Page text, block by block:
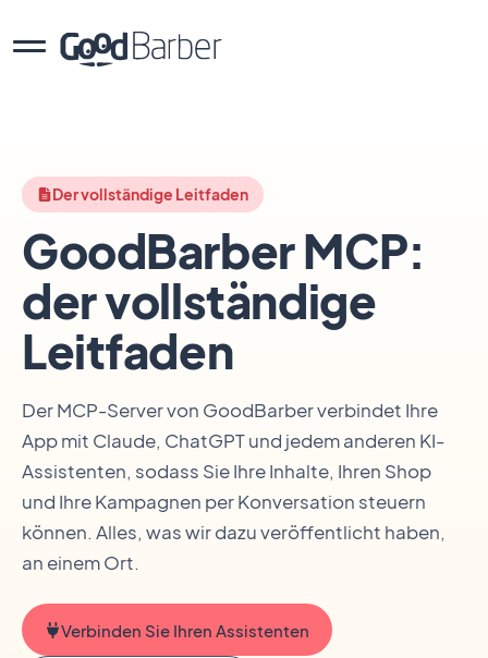
Der vollständige Leitfaden
GoodBarber MCP:
der vollständige
Leitfaden
Der MCP-Server von GoodBarber verbindet Ihre
App mit Claude, ChatGPT und jedem anderen KI-
Assistenten, sodass Sie Ihre Inhalte, Ihren Shop
und Ihre Kampagnen per Konversation steuern
können. Alles, was wir dazu veröffentlicht haben,
an einem Ort.
Verbinden Sie Ihren Assistenten